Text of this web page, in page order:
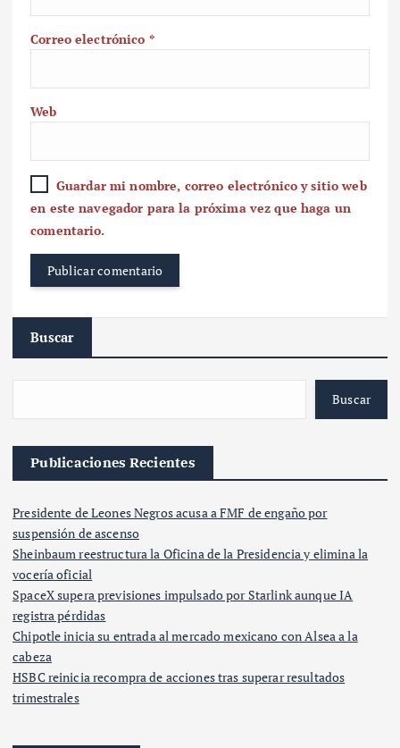
Correo electrónico *
Web
Guardar mi nombre, correo electrónico y sitio web
en este navegador para la próxima vez que haga un
comentario.
Buscar
Buscar
Publicaciones Recientes
Presidente de Leones Negros acusa a FMF de engaño por
suspensión de ascenso
Sheinbaum reestructura la Oficina de la Presidencia y elimina la
vocería oficial
SpaceX supera previsiones impulsado por Starlink aunque IA
registra pérdidas
Chipotle inicia su entrada al mercado mexicano con Alsea a la
cabeza
HSBC reinicia recompra de acciones tras superar resultados
trimestrales